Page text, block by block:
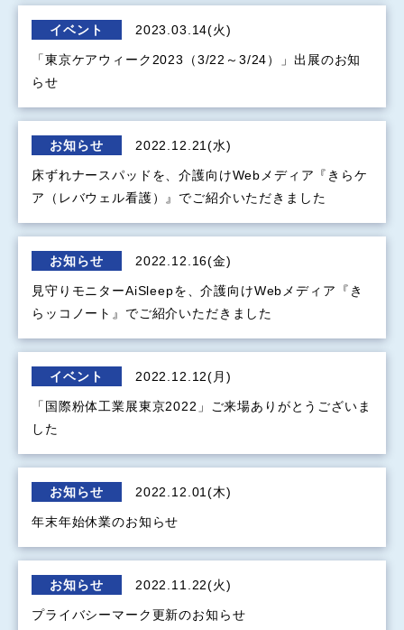
イベント 2023.03.14(火)
「東京ケアウィーク2023（3/22～3/24）」出展のお知
らせ
お知らせ 2022.12.21(水)
床ずれナースパッドを、介護向けWebメディア『きらケ
ア（レバウェル看護）』でご紹介いただきました
お知らせ 2022.12.16(金)
見守りモニターAiSleepを、介護向けWebメディア『き
らッコノート』でご紹介いただきました
イベント 2022.12.12(月)
「国際粉体工業展東京2022」ご来場ありがとうございま
した
お知らせ 2022.12.01(木)
年末年始休業のお知らせ
お知らせ 2022.11.22(火)
プライバシーマーク更新のお知らせ